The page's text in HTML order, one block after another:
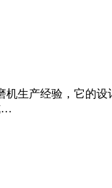
生产经验，它的
…